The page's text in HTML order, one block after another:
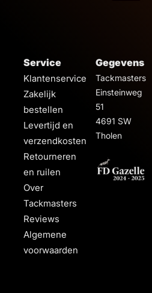
Service
Klantenservice
Zakelijk
bestellen
Levertijd en
verzendkosten
Retourneren
en ruilen
Over
Tackmasters
Reviews
Algemene
voorwaarden
Gegevens
Tackmasters
Einsteinweg
51
4691 SW
Tholen